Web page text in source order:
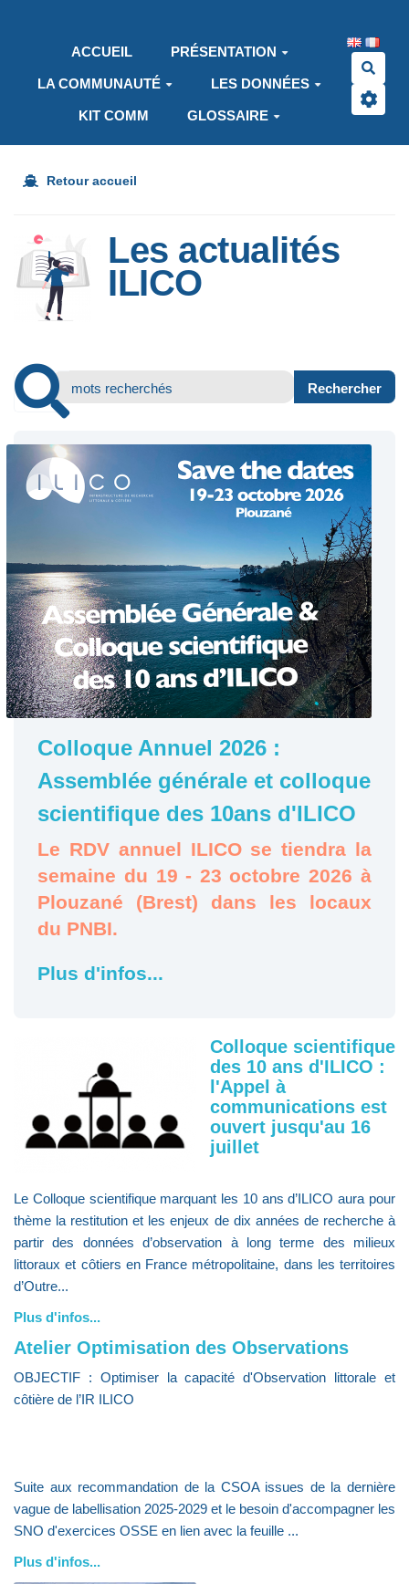
ACCUEIL
PRÉSENTATION
LA COMMUNAUTÉ LES DONNÉES
KIT COMM GLOSSAIRE
Retour accueil
Les actualités
ILICO
Colloque Annuel 2026 :
Assemblée générale et colloque
scientifique des 10ans d'ILICO
Le RDV annuel ILICO se tiendra la
semaine du 19 - 23 octobre 2026 à
Plouzané (Brest) dans les locaux
du PNBI.
Plus d'infos...
Colloque scientifique
des 10 ans d'ILICO :
l'Appel à
communications est
ouvert jusqu'au 16
juillet
Le Colloque scientifique marquant les 10 ans d’ILICO aura pour
thème la restitution et les enjeux de dix années de recherche à
partir des données d’observation à long terme des milieux
littoraux et côtiers en France métropolitaine, dans les territoires
d’Outre...
Plus d'infos...
Atelier Optimisation des Observations
OBJECTIF : Optimiser la capacité d'Observation littorale et
côtière de l’IR ILICO
Suite aux recommandation de la CSOA issues de la dernière
vague de labellisation 2025-2029 et le besoin d'accompagner les
SNO d'exercices OSSE en lien avec la feuille ...
Plus d'infos...